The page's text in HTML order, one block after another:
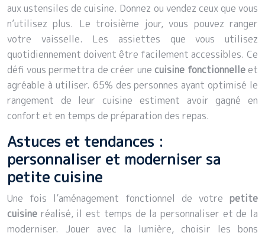
aux ustensiles de cuisine. Donnez ou vendez ceux que vous
n’utilisez plus. Le troisième jour, vous pouvez ranger
votre vaisselle. Les assiettes que vous utilisez
quotidiennement doivent être facilement accessibles. Ce
défi vous permettra de créer une cuisine fonctionnelleet
agréable à utiliser. 65% des personnes ayant optimisé le
rangement de leur cuisine estiment avoir gagné en
confort et en temps de préparation des repas.
Astuces et tendances :
personnaliser et moderniser sa
petite cuisine
Une fois l’aménagement fonctionnel de votre petite
cuisine réalisé, il est temps de la personnaliser et de la
moderniser. Jouer avec la lumière, choisir les bons